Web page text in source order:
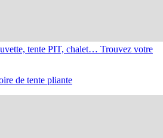
tente PIT, chalet… Trouvez votre
de tente pliante